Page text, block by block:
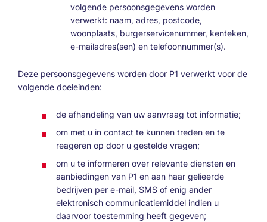
volgende persoonsgegevens worden
verwerkt: naam, adres, postcode,
woonplaats, burgerservicenummer, kenteken,
e-mailadres(sen) en telefoonnummer(s).
Deze persoonsgegevens worden door P1 verwerkt voor de
volgende doeleinden:
de afhandeling van uw aanvraag tot informatie;
om met u in contact te kunnen treden en te
reageren op door u gestelde vragen;
om u te informeren over relevante diensten en
aanbiedingen van P1 en aan haar gelieerde
bedrijven per e-mail, SMS of enig ander
elektronisch communicatiemiddel indien u
daarvoor toestemming heeft gegeven;